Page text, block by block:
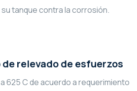
tanque contra la corrosión.
relevado de esfuerzos
625 C de acuerdo a requerimiento